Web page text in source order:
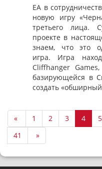
EA в
новую игру
третьего лица.
проекте в
знаем, что это
игра. Игра
Cliffhanger
базирующейся в
создать
« 1 2 3 4 5
41
»